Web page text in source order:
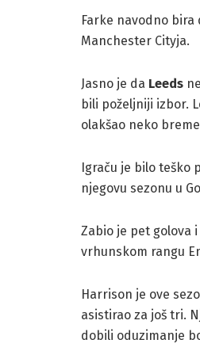
Farke navodno
Manchester Cityja.
Jasno je da Leeds
bili poželjniji izbor.
olakšao neko
Igraču je bilo teško
njegovu sezonu u
Zabio je pet golova
vrhunskom rangu
Harrison je ove
asistirao za još tri.
dobili oduzimanje